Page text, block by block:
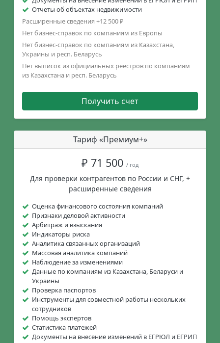
Отчеты об объектах недвижимости
Расширенные сведения +12 500 ₽
Нет бизнес-справок по компаниям из Европы
Нет бизнес-справок по компаниям из Казахстана,
Украины и респ. Беларусь
Нет выписок из официальных реестров по компаниям
из Казахстана и респ. Беларусь
Получить счет
Тариф «Премиум+»
₽ 71 500 / год
Для проверки контрагентов по России и СНГ, +
расширенные сведения
Оценка финансового состояния компаний
Признаки деловой активности
Арбитраж и взыскания
Индикаторы риска
Аналитика связанных организаций
Массовая аналитика компаний
Наблюдение за изменениями
Данные по компаниям из Казахстана, Беларуси и
Украины
Проверка паспортов
Инструменты для совместной работы нескольких
сотрудников
Помощь экспертов
Статистика платежей
Документы на внесение изменений в ЕГРЮЛ и ЕГРИП